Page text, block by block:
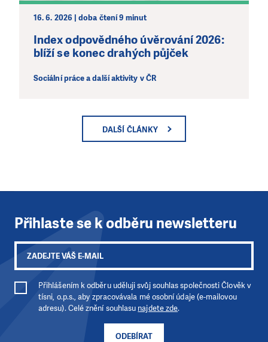
16. 6. 2026 | doba čtení 9 minut
Index odpovědného úvěrování 2026:
blíží se konec drahých půjček
Sociální práce a další aktivity v ČR
DALŠÍ ČLÁNKY
Přihlaste se k odběru newsletteru
ODEBÍRAT
Přihlášením k odběru uděluji svůj souhlas společnosti Člověk v
tísni, o.p.s., aby zpracovávala mé osobní údaje (e-mailovou
adresu). Celé znění souhlasu najdete zde.